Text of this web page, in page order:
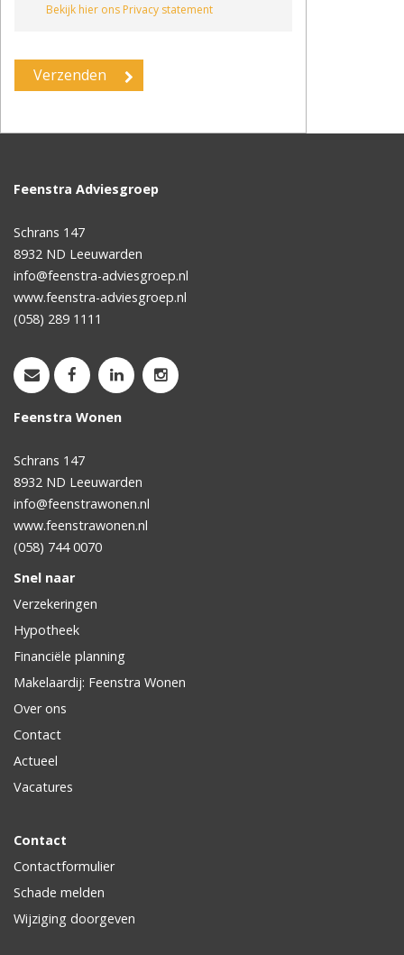
Bekijk hier ons Privacy statement
Feenstra Adviesgroep
Schrans 147
8932 ND Leeuwarden
info@feenstra-adviesgroep.nl
www.feenstra-adviesgroep.nl
(058) 289 1111
Feenstra Wonen
Schrans 147
8932 ND Leeuwarden
info@feenstrawonen.nl
www.feenstrawonen.nl
(058) 744 0070
Snel naar
Verzekeringen
Hypotheek
Financiële planning
Makelaardij: Feenstra Wonen
Over ons
Contact
Actueel
Vacatures
Contact
Contactformulier
Schade melden
Wijziging doorgeven